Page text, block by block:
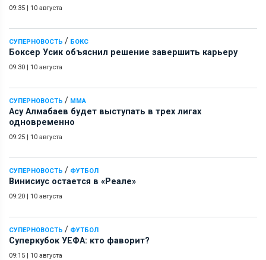
09:35 | 10 августа
СУПЕРНОВОСТЬ / БОКС
Боксер Усик объяснил решение завершить карьеру
09:30 | 10 августа
СУПЕРНОВОСТЬ / ММА
Асу Алмабаев будет выступать в трех лигах
одновременно
09:25 | 10 августа
СУПЕРНОВОСТЬ / ФУТБОЛ
Винисиус остается в «Реале»
09:20 | 10 августа
СУПЕРНОВОСТЬ / ФУТБОЛ
Суперкубок УЕФА: кто фаворит?
09:15 | 10 августа